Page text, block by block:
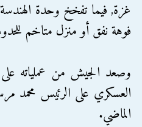
غزة, فيما تفخخ وحدة
فوهة نفق أو منزل متاخم
وصعد الجيش من عملياته
العسكري على الرئيس محمد
الماضي.